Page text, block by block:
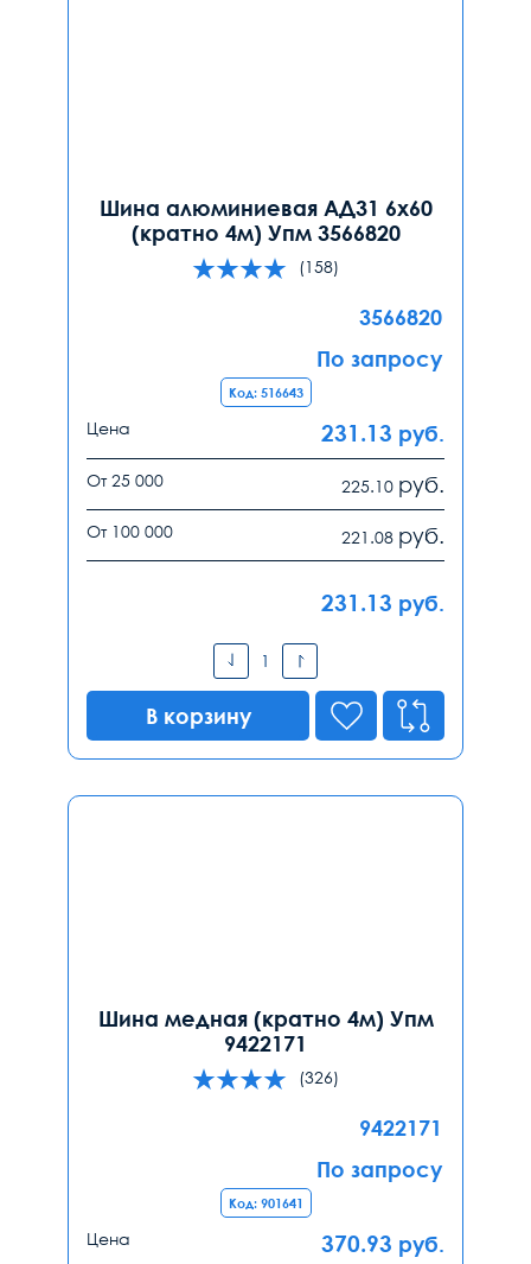
Шина алюминиевая АД31 6х60
(кратно 4м) Упм 3566820
(158)
3566820
По запросу
Код: 516643
Цена 231.13 руб.
От 25 000 225.10 руб.
От 100 000 221.08 руб.
231.13 руб.
В корзину
Шина медная (кратно 4м) Упм
9422171
(326)
9422171
По запросу
Код: 901641
Цена 370.93 руб.